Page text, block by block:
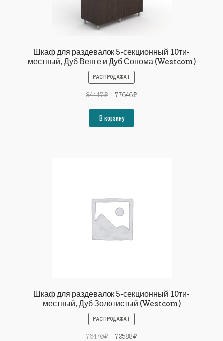
Шкаф для раздевалок 5-секционный 10ти-
местный, Дуб Венге и Дуб Сонома (Westcom)
РАСПРОДАЖА!
84117₽
Первоначальная
составляла
84117₽.
77646₽Текущая
В корзину
Шкаф для раздевалок 5-секционный 10ти-
местный, Дуб Золотистый (Westcom)
РАСПРОДАЖА!
76470₽
Первоначальная
70588₽Текущая